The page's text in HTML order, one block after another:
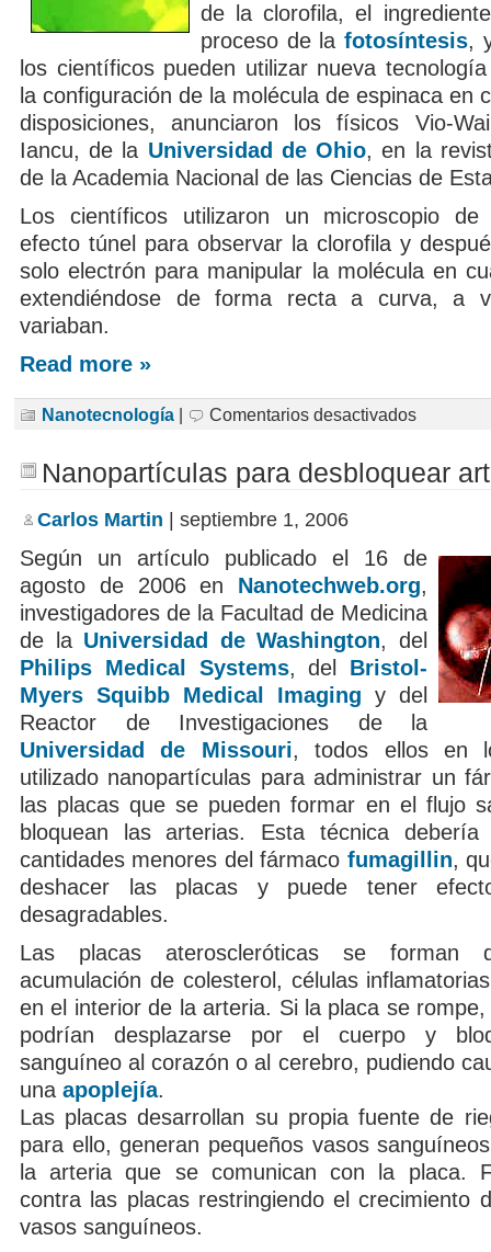
de la clorofila, el
proceso de la fotosíntesis,
los científicos pueden utilizar nueva
la configuración de la molécula de espinaca en
disposiciones, anunciaron los físicos Vio-
Iancu, de la Universidad de Ohio, en la
de la Academia Nacional de las Ciencias de
Los científicos utilizaron un microscopio de
efecto túnel para observar la clorofila y
solo electrón para manipular la molécula en
extendiéndose de forma recta a curva, a
variaban.
Read more »
Nanotecnología Comentarios desactivados
una
Nanopartículas para desbloquear
Carlos Martin | septiembre 1, 2006
Según un artículo publicado el 16 de
agosto de 2006 en Nanotechweb.org,
investigadores de la Facultad de Medicina
de la Universidad de Washington, del
Philips Medical Systems, del Bristol-
Myers Squibb Medical Imaging y del
Reactor de Investigaciones de la
Universidad de Missouri, todos ellos en
utilizado nanopartículas para administrar un
las placas que se pueden formar en el flujo
bloquean las arterias. Esta técnica debería
cantidades menores del fármaco fumagillin,
deshacer las placas y puede tener
desagradables.
Las placas ateroscleróticas se forman
acumulación de colesterol, células
en el interior de la arteria. Si la placa se
podrían desplazarse por el cuerpo y
sanguíneo al corazón o al cerebro, pudiendo
una apoplejía.
Las placas desarrollan su propia fuente de
para ello, generan pequeños vasos
la arteria que se comunican con la placa.
contra las placas restringiendo el crecimiento
vasos sanguíneos.